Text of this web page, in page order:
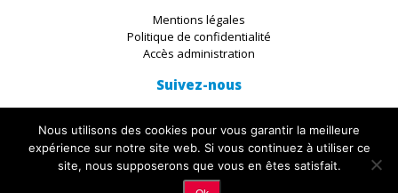
Mentions légales
Politique de confidentialité
Accès administration
Suivez-nous
© 2019 IKADIA. All Rights Reserved. Découvrez les servives du
Nous utilisons des cookies pour vous garantir la meilleure
expérience sur notre site web. Si vous continuez à utiliser ce
site, nous supposerons que vous en êtes satisfait.